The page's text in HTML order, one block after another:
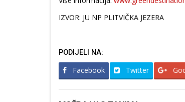
IZVOR: JU NP PLITVIČKA JEZERA
PODIJELI NA:
Facebook Twitter